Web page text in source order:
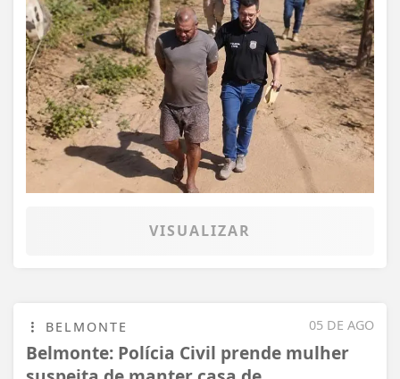
VISUALIZAR
05 DE AGO
BELMONTE
Belmonte: Polícia Civil prende mulher